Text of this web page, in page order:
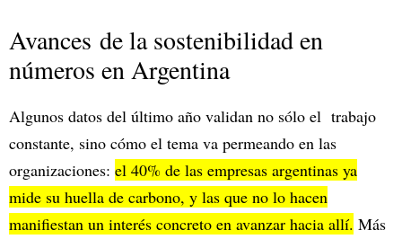
Avances de la sostenibilidad en
números en Argentina
Algunos datos del último año validan no sólo el trabajo
constante, sino cómo el tema va permeando en las
organizaciones: el 40% de las empresas argentinas ya
mide su huella de carbono, y las que no lo hacen
manifiestan un interés concreto en avanzar hacia allí. Más